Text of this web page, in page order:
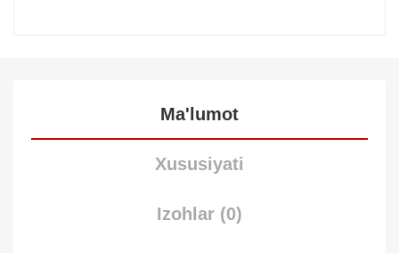
Ma'lumot
Xususiyati
Izohlar (0)